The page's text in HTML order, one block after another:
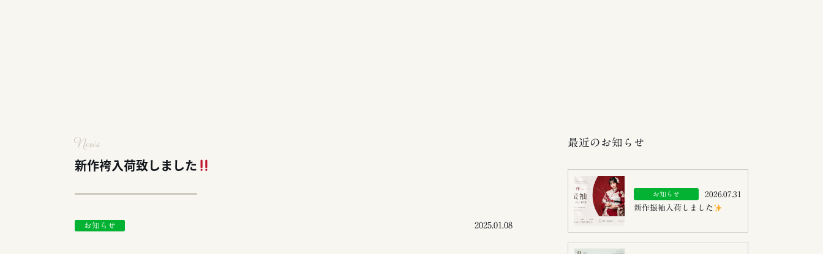
News
新作袴入荷致しました
お知らせ 2025.01.08
最近のお知らせ
お知らせ
2026.07.31
新作振袖入荷しました